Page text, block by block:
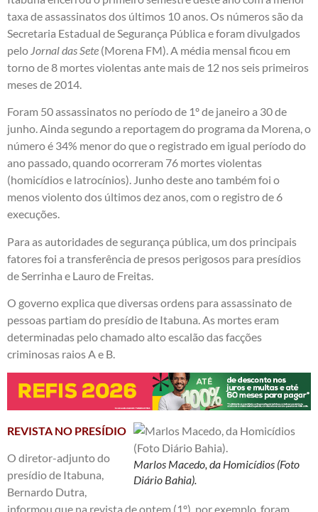
taxa de assassinatos dos últimos 10 anos. Os números são da
Secretaria Estadual de Segurança Pública e foram divulgados
pelo Jornal das Sete (Morena FM). A média mensal ficou em
torno de 8 mortes violentas ante mais de 12 nos seis primeiros
meses de 2014.
Foram 50 assassinatos no período de 1º de janeiro a 30 de
junho. Ainda segundo a reportagem do programa da Morena, o
número é 34% menor do que o registrado em igual período do
ano passado, quando ocorreram 76 mortes violentas
(homicídios e latrocínios). Junho deste ano também foi o
menos violento dos últimos dez anos, com o registro de 6
execuções.
Para as autoridades de segurança pública, um dos principais
fatores foi a transferência de presos perigosos para presídios
de Serrinha e Lauro de Freitas.
O governo explica que diversas ordens para assassinato de
pessoas partiam do presídio de Itabuna. As mortes eram
determinadas pelo chamado alto escalão das facções
criminosas raios A e B.
Marlos Macedo, da Homicídios (Foto
Diário Bahia).
REVISTA NO PRESÍDIO
O diretor-adjunto do
presídio de Itabuna,
Bernardo Dutra,
informou que na revista de ontem (1º), por exemplo, foram